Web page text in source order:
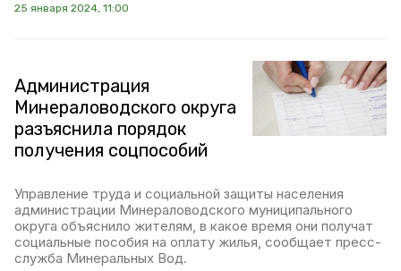
25 января 2024, 11:00
Администрация
Минераловодского округа
разъяснила порядок
получения соцпособий
Управление труда и социальной защиты населения
администрации Минераловодского муниципального
округа объяснило жителям, в какое время они получат
социальные пособия на оплату жилья, сообщает пресс-
служба Минеральных Вод.